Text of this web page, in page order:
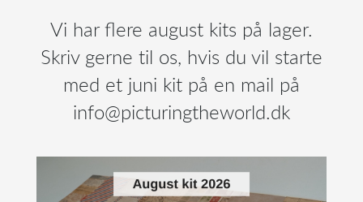
Vi har flere august kits på lager.
Skriv gerne til os, hvis du vil starte
med et juni kit på en mail på
info@picturingtheworld.dk